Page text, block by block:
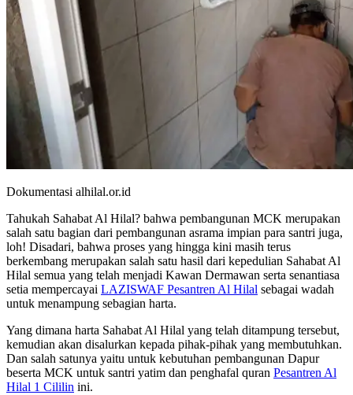
Dokumentasi alhilal.or.id
Tahukah Sahabat Al Hilal? bahwa pembangunan MCK merupakan
salah satu bagian dari pembangunan asrama impian para santri juga,
loh! Disadari, bahwa proses yang hingga kini masih terus
berkembang merupakan salah satu hasil dari kepedulian Sahabat Al
Hilal semua yang telah menjadi Kawan Dermawan serta senantiasa
setia mempercayai LAZISWAF Pesantren Al Hilal sebagai wadah
untuk menampung sebagian harta.
Yang dimana harta Sahabat Al Hilal yang telah ditampung tersebut,
kemudian akan disalurkan kepada pihak-pihak yang membutuhkan.
Dan salah satunya yaitu untuk kebutuhan pembangunan Dapur
beserta MCK untuk santri yatim dan penghafal quran Pesantren Al
Hilal 1 Cililin ini.